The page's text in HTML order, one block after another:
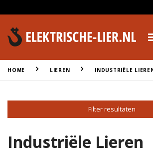
HOME LIEREN INDUSTRIËLE
Filter resultaten
Industriële Lieren